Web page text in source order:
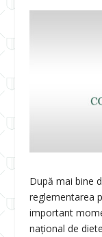
După mai bine
reglementarea
important
național de